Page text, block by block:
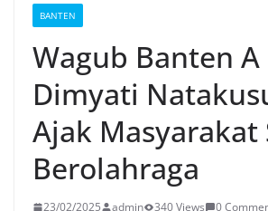
BANTEN
Wagub Banten A
Dimyati
Ajak Masyarakat
Berolahraga
23/02/2025 admin 340 Views 0